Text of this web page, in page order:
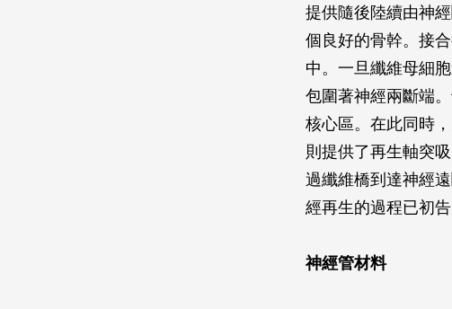
提供隨後陸續由神
個良好的骨幹。接
中。一旦纖維母細
包圍著神經兩斷端
核心區。在此同時
則提供了再生軸突
過纖維橋到達神經
經再生的過程已初
神經管材料